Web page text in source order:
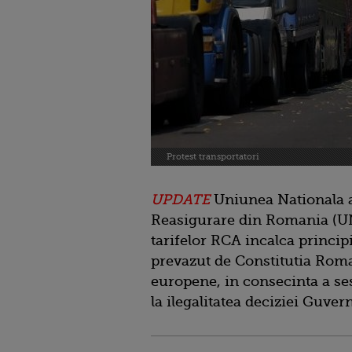
Protest transportatori
UPDATEUniunea Nationala
Reasigurare din Romania
tarifelor RCA incalca
prevazut de Constitutia
europene, in consecinta a
la ilegalitatea deciziei